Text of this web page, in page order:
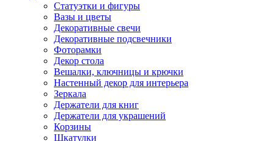
Статуэтки и фигуры
Вазы и цветы
Декоративные свечи
Декоративные подсвечники
Фоторамки
Декор стола
Вешалки, ключницы и крючки
Настенный декор для интерьера
Зеркала
Держатели для книг
Держатели для украшений
Корзины
Шкатулки